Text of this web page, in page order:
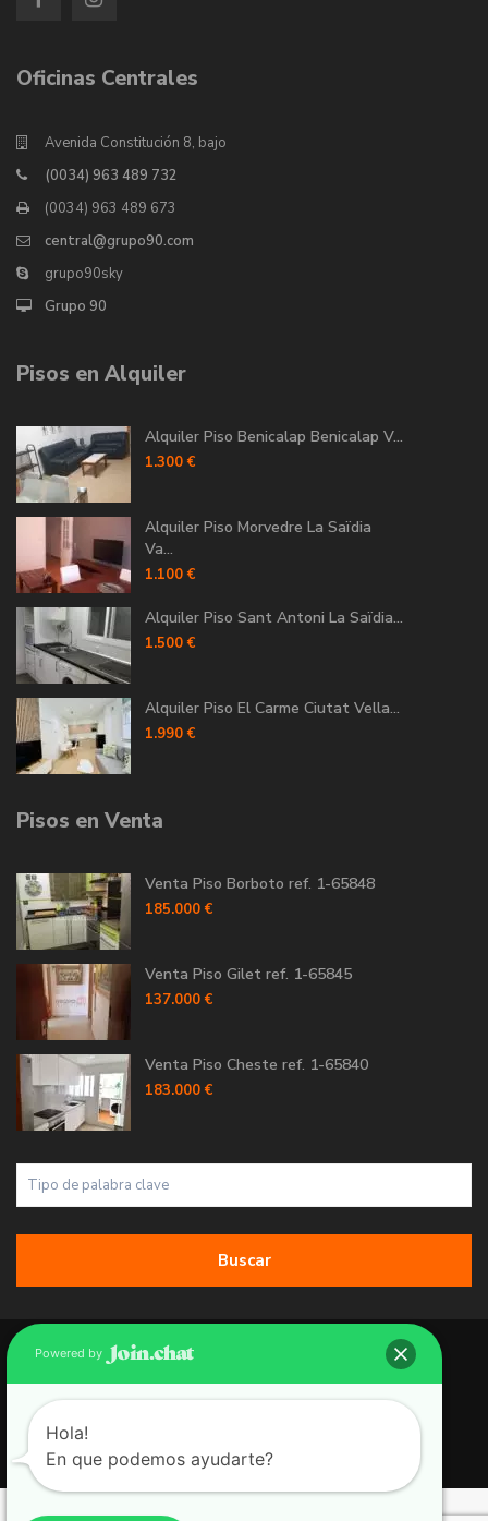
Oficinas Centrales
Avenida Constitución 8, bajo
(0034) 963 489 732
(0034) 963 489 673
central@grupo90.com
grupo90sky
Grupo 90
Pisos en Alquiler
Alquiler Piso Benicalap Benicalap V...
1.300 €
Alquiler Piso Morvedre La Saïdia
Va...
1.100 €
Alquiler Piso Sant Antoni La Saïdia...
1.500 €
Alquiler Piso El Carme Ciutat Vella...
1.990 €
Pisos en Venta
Venta Piso Borboto ref. 1-65848
185.000 €
Venta Piso Gilet ref. 1-65845
137.000 €
Venta Piso Cheste ref. 1-65840
183.000 €
Buscar
Copyright 2026 | Grupo 90 inmobiliarias. All Rights Reserved.
Política de Cookies
Política de Privacidad
Aviso Legal
Powered by
Hola!
En que podemos ayudarte?